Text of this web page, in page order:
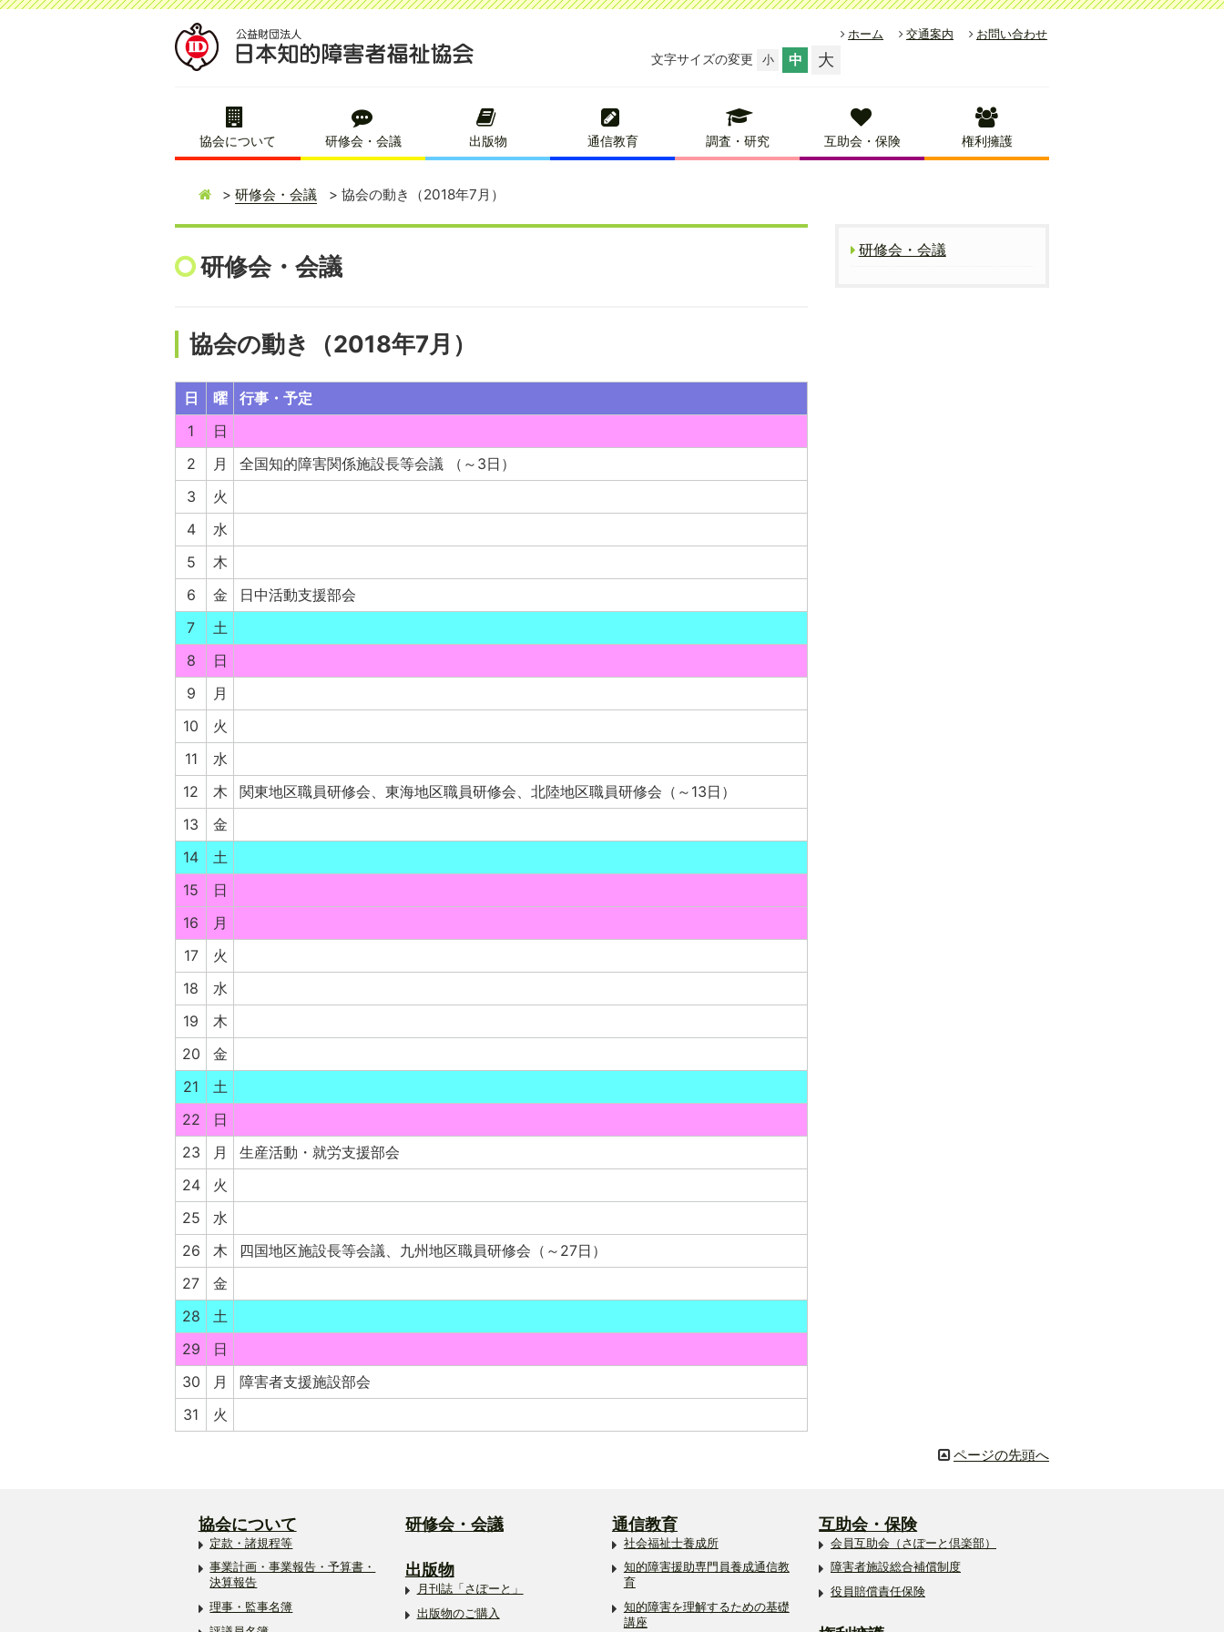
ホーム 交通案内 お問い合わせ
文字サイズの変更 小 中 大
協会について 研修会・会議 出版物 通信教育 調査・研究 互助会・保険 権利擁護
研修会・会議 協会の動き（2018年7月）
研修会・会議
協会の動き（2018年7月）
日 曜
行事・予定
1
日
2
月
全国知的障害関係施設長等会議 （～3日）
3
火
4
水
5
木
6
金
日中活動支援部会
7
土
8
日
9
月
10
火
11
水
12
木
関東地区職員研修会、東海地区職員研修会、北陸地区職員研修会（～13日）
13
金
14
土
15
日
16
月
17
火
18
水
19
木
20
金
21
土
22
日
23
月
生産活動・就労支援部会
24
火
25
水
26
木
四国地区施設長等会議、九州地区職員研修会（～27日）
27
金
28
土
29
日
30
月
障害者支援施設部会
31
火
研修会・会議
ページの先頭へ
協会について
定款・諸規程等
事業計画・事業報告・予算書・
決算報告
理事・監事名簿
研修会・会議
出版物
月刊誌「さぽーと」
出版物のご購入
通信教育
社会福祉士養成所
知的障害援助専門員養成通信教
育
知的障害を理解するための基礎
講座
互助会・保険
会員互助会（さぽーと倶楽部）
障害者施設総合補償制度
役員賠償責任保険